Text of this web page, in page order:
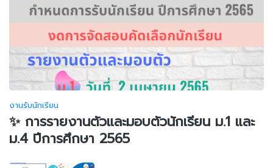
งานรับนักเรียน
✨ การรายงานตัวและมอบตัวนักเรียน ม.1 และ
ม.4 ปีการศึกษา 2565